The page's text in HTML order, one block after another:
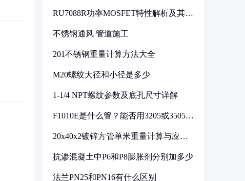
RU7088R功率MOSFET特性解析及其在
不锈钢通风 管道施工
201不锈钢重量计算方法大全
M20螺纹大径和小径是多少
1-1/4 NPT螺纹参数及底孔尺寸详解
F1010E是什么管？能否用3205或3505代
20x40x2镀锌方管单米重量计算与应用
抗渗混凝土中P6和P8膨胀剂分别加多少
法兰PN25和PN16有什么区别